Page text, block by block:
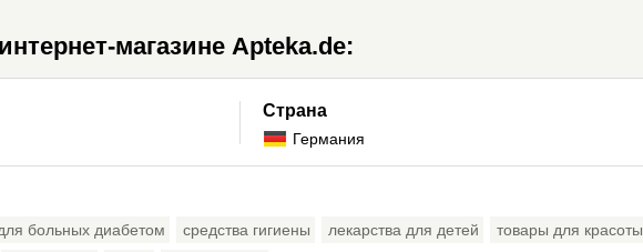
магазине Apteka.de:
Страна
Германия
больных диабетом средства гигиены лекарства для детей
товары для красоты